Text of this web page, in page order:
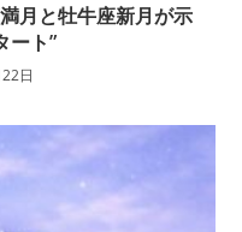
月と牡牛座新月が示
ート”
日